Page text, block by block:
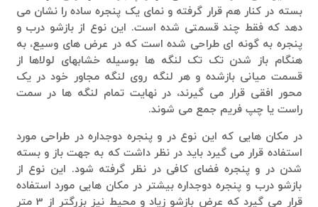
بسته در کنار هم قرار گرفته و نمای یک پنجره ساده را نشان می
دهد که فقط چند قسمتی شده است. این نوع از بازشو درب و
پنجره به گونه ای طراحی شده است که در عرض های وسیع، به
هنگام باز شدن تک تک لنگه ها بوسیله خشابهای لولاها از
قسمت میانی بازشده و هر لنگه روی لنگه مجاور خود در یک
محور افقی قرار می گیرند، در نهایت تمام لنگه ها در سمت
راست یا چپ فریم جمع می شوند.
در مکان هایی که این نوع در و پنجره دوجداره در طراحی مورد
استفاده قرار می گیرد باید در نظر داشت که به جهت باز و بسته
شدن در و پنجره فضای کافی در نظر گرفته شود. این نوع از
بازشو درب و پنجره دوجداره بیشتر در مکان هایی مورد استفاده
قرار می گیرد که عرض بازشو زیاد و محیط نیز بزرگتر از 3 متر